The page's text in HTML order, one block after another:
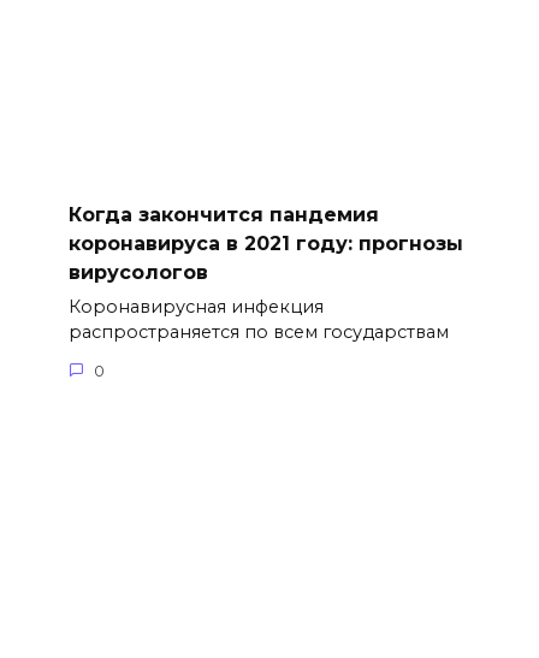
Когда закончится пандемия
коронавируса в 2021 году: прогнозы
вирусологов
Коронавирусная инфекция
распространяется по всем государствам
0